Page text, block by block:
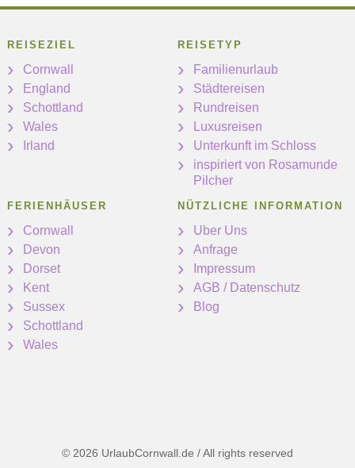
REISEZIEL
Cornwall
England
Schottland
Wales
Irland
REISETYP
Familienurlaub
Städtereisen
Rundreisen
Luxusreisen
Unterkunft im Schloss
inspiriert von Rosamunde
Pilcher
FERIENHÄUSER
Cornwall
Devon
Dorset
Kent
Sussex
Schottland
Wales
NÜTZLICHE INFORMATION
Uber Uns
Anfrage
Impressum
AGB / Datenschutz
Blog
© 2026 UrlaubCornwall.de / All rights reserved